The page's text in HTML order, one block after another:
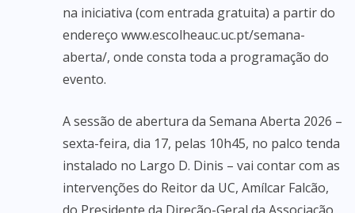
na iniciativa (com entrada gratuita) a partir do
endereço www.escolheauc.uc.pt/semana-
aberta/, onde consta toda a programação do
evento.
A sessão de abertura da Semana Aberta 2026 –
sexta-feira, dia 17, pelas 10h45, no palco tenda
instalado no Largo D. Dinis – vai contar com as
intervenções do Reitor da UC, Amílcar Falcão,